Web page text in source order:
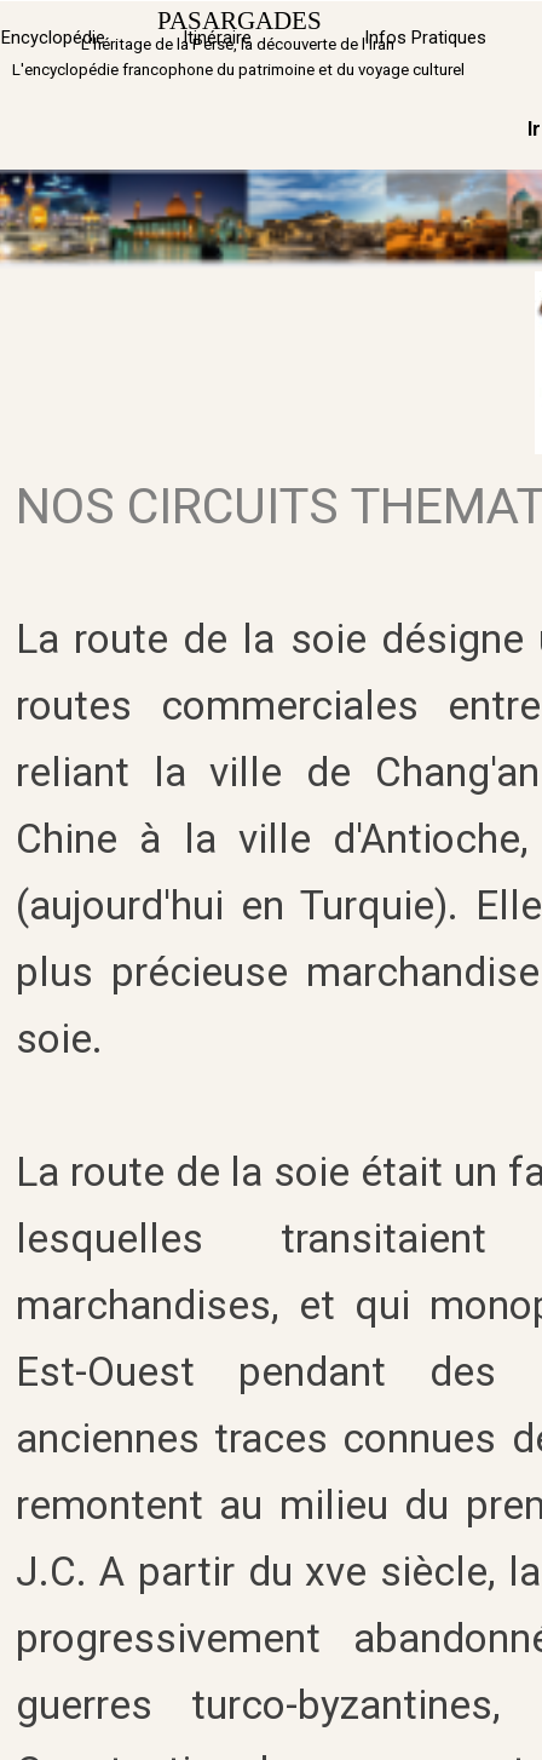
PASARGADES Sauter
Encyclopédie Itinéraire ▼
Infos Pratiques
L'héritage de la Perse, la découverte de l'Iran
L'encyclopédie francophone du patrimoine et du voyage culturel
NOS CIRCUITS
La route de la soie désigne
routes commerciales
reliant la ville de
Chine à la ville
(aujourd'hui en Turquie).
plus précieuse
soie.
La route de la soie était un
lesquelles
marchandises, et qui
Est-Ouest pendant
anciennes traces connues
remontent au milieu du
J.C. A partir du xve siècle,
progressivement
guerres turco-